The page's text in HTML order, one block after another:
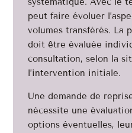
peut faire évoluer
volumes transférés. La
doit être évaluée
consultation, selon la
l’intervention initiale.
Une demande de
nécessite une
options éventuelles,